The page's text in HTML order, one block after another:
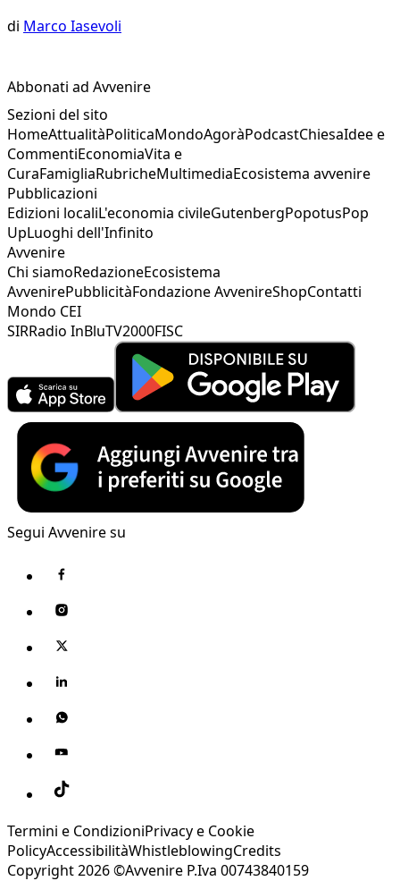
di Marco Iasevoli
Abbonati ad Avvenire
Sezioni del sito
HomeAttualitàPoliticaMondoAgoràPodcastChiesaIdee e
CommentiEconomiaVita e
CuraFamigliaRubricheMultimediaEcosistema avvenire
Pubblicazioni
Edizioni localiL'economia civileGutenbergPopotusPop
UpLuoghi dell'Infinito
Avvenire
Chi siamoRedazioneEcosistema
AvvenirePubblicitàFondazione AvvenireShopContatti
Mondo CEI
SIRRadio InBluTV2000FISC
Segui Avvenire su
Termini e CondizioniPrivacy e Cookie
PolicyAccessibilitàWhistleblowingCredits
Copyright 2026 ©Avvenire P.Iva 00743840159